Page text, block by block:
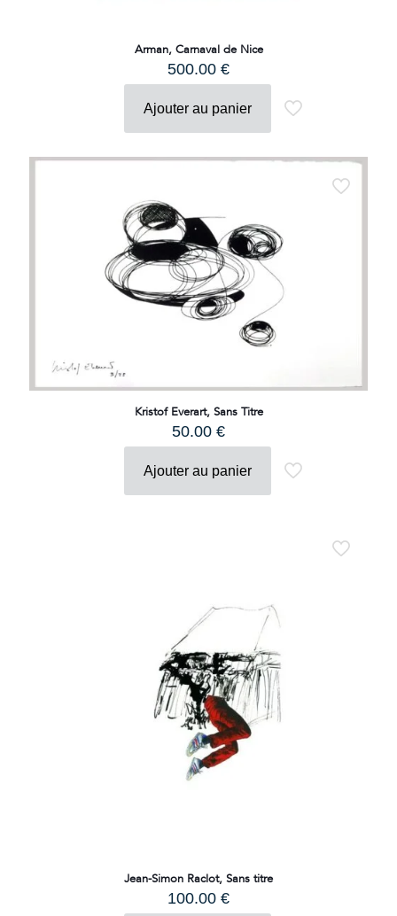
Arman, Carnaval de Nice
500.00 €
Ajouter au panier
Kristof Everart, Sans Titre
50.00 €
Ajouter au panier
Jean-Simon Raclot, Sans titre
100.00 €